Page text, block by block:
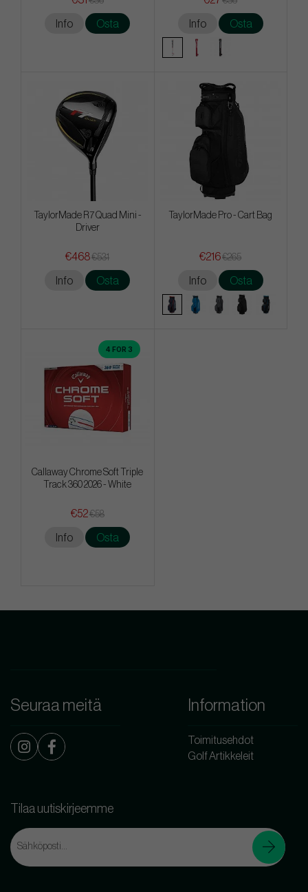
Info Osta Info Osta
TaylorMade R7 Quad Mini -
Driver
€468€531
Info Osta
TaylorMade Pro - Cart Bag
€216€265
Info Osta
4 FOR 3
Callaway Chrome Soft Triple
Track 360 2026 - White
€52€58
Info Osta
Seuraa meitä Information
Toimitusehdot
Golf Artikkeleit
Tilaa uutiskirjeemme